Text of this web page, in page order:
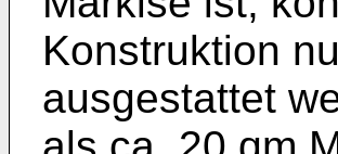
Konstruktion
ausgestattet